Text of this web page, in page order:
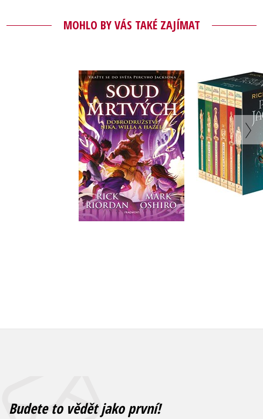
MOHLO BY VÁS TAKÉ ZAJÍMAT
Soud mrtvých
Rick Riordan
Do košíku
469 Kč
375 Kč
PERCY
Rick
Do
Budete to vědět jako první!